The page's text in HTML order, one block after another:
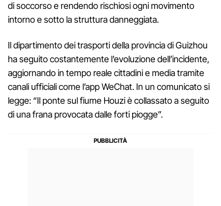
di soccorso e rendendo rischiosi ogni movimento
intorno e sotto la struttura danneggiata.
Il dipartimento dei trasporti della provincia di Guizhou
ha seguito costantemente l’evoluzione dell’incidente,
aggiornando in tempo reale cittadini e media tramite
canali ufficiali come l’app WeChat. In un comunicato si
legge: “Il ponte sul fiume Houzi è collassato a seguito
di una frana provocata dalle forti piogge”.